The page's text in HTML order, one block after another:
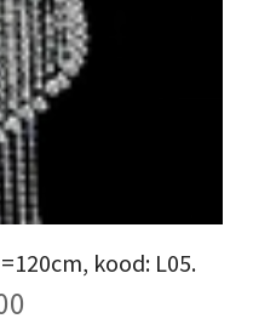
kood: L05.